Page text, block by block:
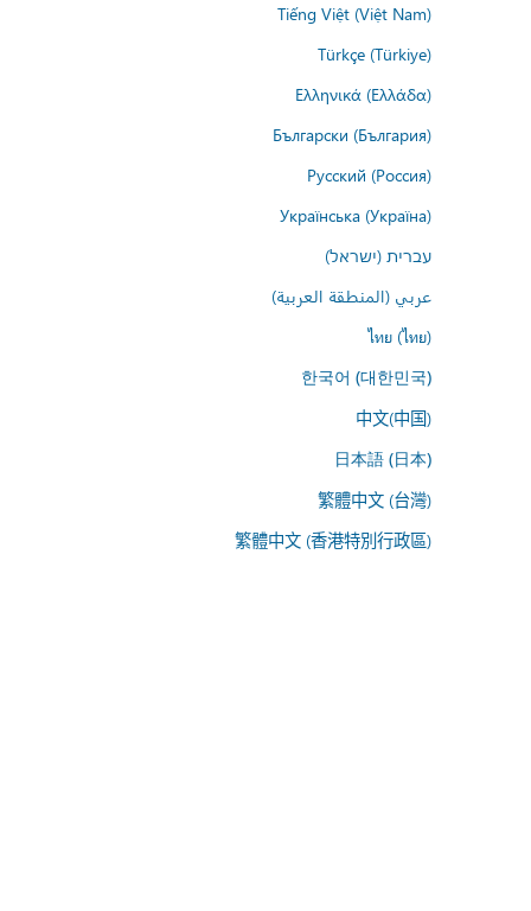
Tiếng Việt (Việt Nam)
Türkçe (Türkiye)
Ελληνικά (Ελλάδα)
Български (България)
Русский (Россия)
Українська (Україна)
עברית (ישראל)
عربي (المنطقة العربية)
ไทย (ไทย)
한국어 (대한민국)
中文(中国)
日本語 (日本)
繁體中文 (台灣)
繁體中文 (香港特別行政區)